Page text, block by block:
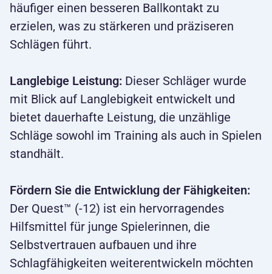
häufiger einen besseren Ballkontakt zu
erzielen, was zu stärkeren und präziseren
Schlägen führt.
Langlebige Leistung: Dieser Schläger wurde
mit Blick auf Langlebigkeit entwickelt und
bietet dauerhafte Leistung, die unzählige
Schläge sowohl im Training als auch in Spielen
standhält.
Fördern Sie die Entwicklung der Fähigkeiten:
Der Quest™ (-12) ist ein hervorragendes
Hilfsmittel für junge Spielerinnen, die
Selbstvertrauen aufbauen und ihre
Schlagfähigkeiten weiterentwickeln möchten